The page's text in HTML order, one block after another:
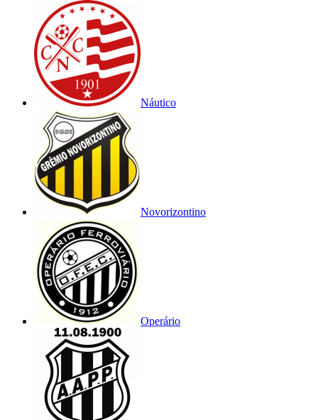
Náutico
Novorizontino
Operário